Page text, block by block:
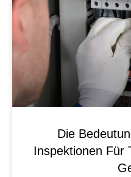
Die
Inspektionen Für